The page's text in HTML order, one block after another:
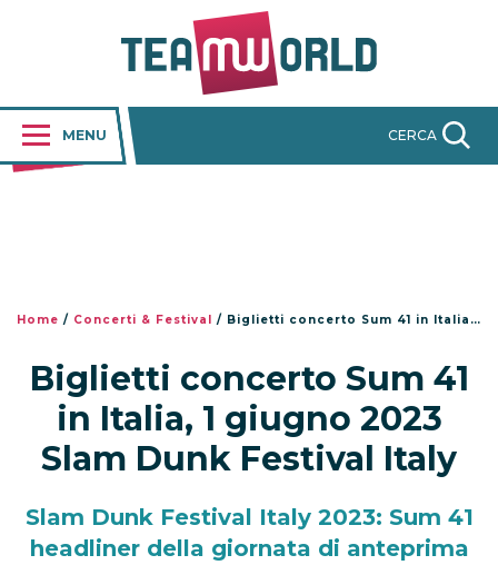
MENU CERCA
Home / Concerti & Festival / Biglietti concerto Sum 41 in Italia, 1 giugno 2023 Slam Dunk Festival Italy
Biglietti concerto Sum 41
in Italia, 1 giugno 2023
Slam Dunk Festival Italy
Slam Dunk Festival Italy 2023: Sum 41
headliner della giornata di anteprima